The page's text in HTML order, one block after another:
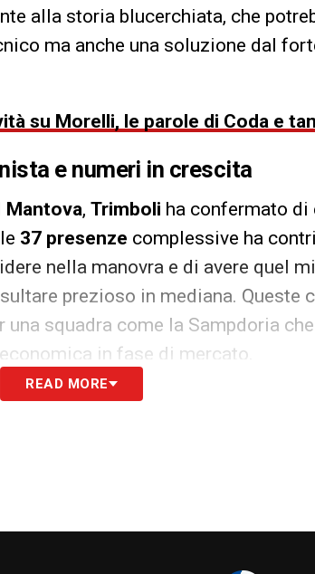
alla storia blucerchiata, che
ma anche una soluzione dal
su Morelli, le parole di Coda e
e numeri in crescita
Mantova, Trimboli ha confermato di
37 presenze complessive ha
nella manovra e di avere quel
prezioso in mediana. Queste
squadra come la Sampdoria
in fase di mercato.
lineare. Stando a quanto riportato da
READ MORE